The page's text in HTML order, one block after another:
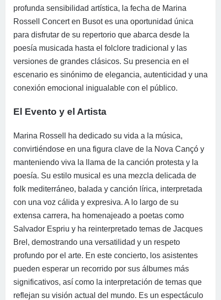
profunda sensibilidad artística, la fecha de Marina
Rossell Concert en Busot es una oportunidad única
para disfrutar de su repertorio que abarca desde la
poesía musicada hasta el folclore tradicional y las
versiones de grandes clásicos. Su presencia en el
escenario es sinónimo de elegancia, autenticidad y una
conexión emocional inigualable con el público.
El Evento y el Artista
Marina Rossell ha dedicado su vida a la música,
convirtiéndose en una figura clave de la Nova Cançó y
manteniendo viva la llama de la canción protesta y la
poesía. Su estilo musical es una mezcla delicada de
folk mediterráneo, balada y canción lírica, interpretada
con una voz cálida y expresiva. A lo largo de su
extensa carrera, ha homenajeado a poetas como
Salvador Espriu y ha reinterpretado temas de Jacques
Brel, demostrando una versatilidad y un respeto
profundo por el arte. En este concierto, los asistentes
pueden esperar un recorrido por sus álbumes más
significativos, así como la interpretación de temas que
reflejan su visión actual del mundo. Es un espectáculo